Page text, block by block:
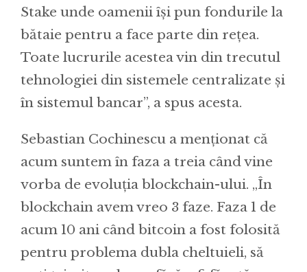
Stake unde oamenii își pun fondurile la
bătaie pentru a face parte din rețea.
Toate lucrurile acestea vin din trecutul
tehnologiei din sistemele centralizate și
în sistemul bancar”, a spus acesta.
Sebastian Cochinescu a menționat că
acum suntem în faza a treia când vine
vorba de evoluția blockchain-ului. „În
blockchain avem vreo 3 faze. Faza 1 de
acum 10 ani când bitcoin a fost folosită
pentru problema dubla cheltuieli, să